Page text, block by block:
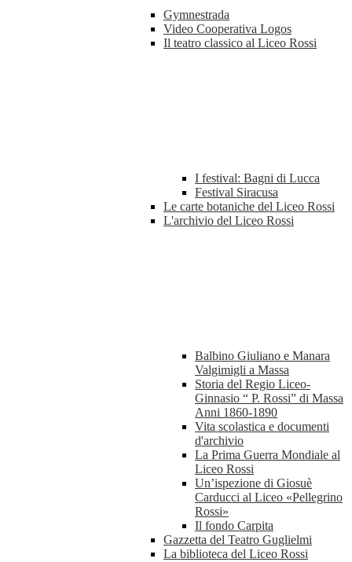
Gymnestrada
Video Cooperativa Logos
Il teatro classico al Liceo Rossi
I festival: Bagni di Lucca
Festival Siracusa
Le carte botaniche del Liceo Rossi
L'archivio del Liceo Rossi
Balbino Giuliano e Manara
Valgimigli a Massa
Storia del Regio Liceo-
Ginnasio “ P. Rossi” di Massa
Anni 1860-1890
Vita scolastica e documenti
d'archivio
La Prima Guerra Mondiale al
Liceo Rossi
Un’ispezione di Giosuè
Carducci al Liceo «Pellegrino
Rossi»
Il fondo Carpita
Gazzetta del Teatro Guglielmi
La biblioteca del Liceo Rossi